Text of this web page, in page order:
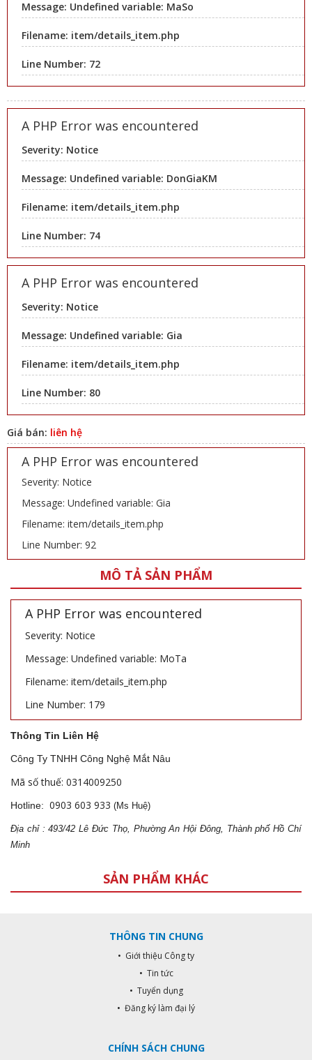
Message: Undefined variable: MaSo
Filename: item/details_item.php
Line Number: 72
A PHP Error was encountered
Severity: Notice
Message: Undefined variable: DonGiaKM
Filename: item/details_item.php
Line Number: 74
A PHP Error was encountered
Severity: Notice
Message: Undefined variable: Gia
Filename: item/details_item.php
Line Number: 80
Giá bán: liên hệ
A PHP Error was encountered
Severity: Notice
Message: Undefined variable: Gia
Filename: item/details_item.php
Line Number: 92
MÔ TẢ SẢN PHẨM
A PHP Error was encountered
Severity: Notice
Message: Undefined variable: MoTa
Filename: item/details_item.php
Line Number: 179
Thông Tin Liên Hệ
Công Ty TNHH Công Nghệ Mắt Nâu
Mã số thuế: 0314009250
Hotline: 0903 603 933 (Ms Huệ)
Địa chỉ : 493/42 Lê Đức Thọ, Phường An Hội Đông, Thành phố Hồ Chí
Minh
SẢN PHẨM KHÁC
THÔNG TIN CHUNG
• Giới thiệu Công ty
• Tin tức
• Tuyển dụng
• Đăng ký làm đại lý
CHÍNH SÁCH CHUNG